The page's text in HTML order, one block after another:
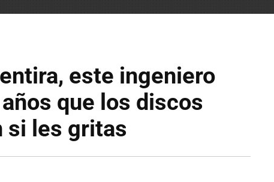
este ingeniero
que los discos
si les gritas